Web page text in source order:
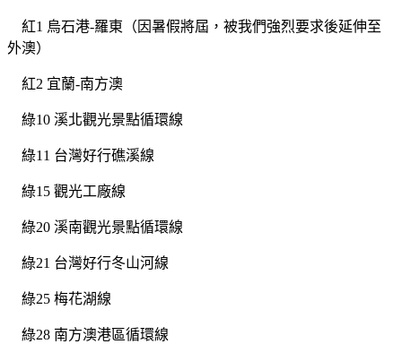
紅1 烏石港-羅東（因暑假將屆，被我們強烈要求後延伸至
外澳）
紅2 宜蘭-南方澳
綠10 溪北觀光景點循環線
綠11 台灣好行礁溪線
綠15 觀光工廠線
綠20 溪南觀光景點循環線
綠21 台灣好行冬山河線
綠25 梅花湖線
綠28 南方澳港區循環線